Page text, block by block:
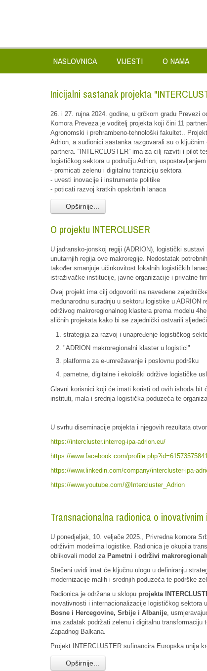
NASLOVNICA VIJESTI O NAMA
Inicijalni sastanak projekta
26. i 27. rujna 2024. godine, u grčkom gradu Prevezi
Komora Preveza je voditelj projekta koji čini 11
Agronomski i prehrambeno-tehnološki fakultet..
Adrion, a sudionici sastanka razgovarali su o
partnera. “INTERCLUSTER” ima za cilj razviti i pilot
logističkog sektora u području Adrion,
- promicati zelenu i digitalnu tranziciju sektora
- uvesti inovacije i instrumente politike
- poticati razvoj kratkih opskrbnih lanaca
Opširnije...
O projektu INTERCLUSER
U jadransko-jonskoj regiji (ADRION), logistički
unutarnjih regija ove makroregije. Nedostatak
također smanjuje učinkovitost lokalnih logističkih
istraživačke institucije, javne organizacije i privatne
Ovaj projekt ima cilj odgovoriti na navedene
međunarodnu suradnju u sektoru logistike u
održivog makroregionalnog klastera prema modelu
sličnih projekata kako bi se zajednički ostvarili
strategija za razvoj i unapređenje logističkog
"ADRION makroregionalni klaster u logistici"
platforma za e-umrežavanje i poslovnu podršku
pametne, digitalne i ekološki održive logističke
Glavni korisnici koji će imati koristi od ovih ishoda
instituti, mala i srednja logistička poduzeća te
U svrhu diseminacije projekta i njegovih rezultata
https://intercluster.interreg-ipa-adrion.eu/
https://www.facebook.com/
https://www.linkedin.com/company/intercluster-ipa-
https://www.youtube.com/@Intercluster_Adrion
Transnacionalna radionica o
U ponedjeljak, 10. veljače 2025., Privredna komora
održivim modelima logistike. Radionica je okupila
oblikovali model za Pametni i održivi
Stečeni uvidi imat će ključnu ulogu u definiranju
modernizacije malih i srednjih poduzeća te podrške
Radionica je održana u sklopu projekta
inovativnosti i internacionalizacije logističkog sektora
Bosne i Hercegovine, Srbije i Albanije ,
ima zadatak podržati zelenu i digitalnu
Zapadnog Balkana.
Projekt INTERCLUSTER sufinancira Europska unija
Opširnije...